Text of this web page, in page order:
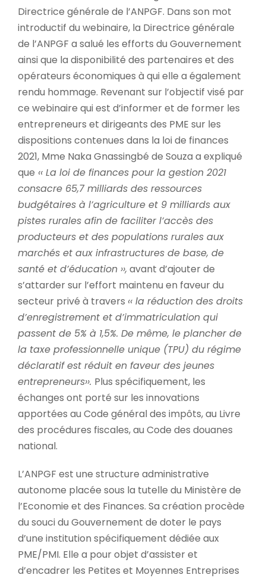
Directrice générale de l’ANPGF. Dans son mot
introductif du webinaire, la Directrice générale
de l’ANPGF a salué les efforts du Gouvernement
ainsi que la disponibilité des partenaires et des
opérateurs économiques à qui elle a également
rendu hommage. Revenant sur l’objectif visé par
ce webinaire qui est d’informer et de former les
entrepreneurs et dirigeants des PME sur les
dispositions contenues dans la loi de finances
2021, Mme Naka Gnassingbé de Souza a expliqué
que ‹‹ La loi de finances pour la gestion 2021
consacre 65,7 milliards des ressources
budgétaires à l’agriculture et 9 milliards aux
pistes rurales afin de faciliter l’accès des
producteurs et des populations rurales aux
marchés et aux infrastructures de base, de
santé et d’éducation ››, avant d’ajouter de
s’attarder sur l’effort maintenu en faveur du
secteur privé à travers ‹‹ la réduction des droits
d’enregistrement et d’immatriculation qui
passent de 5% à 1,5%. De même, le plancher de
la taxe professionnelle unique (TPU) du régime
déclaratif est réduit en faveur des jeunes
entrepreneurs››. Plus spécifiquement, les
échanges ont porté sur les innovations
apportées au Code général des impôts, au Livre
des procédures fiscales, au Code des douanes
national.
L’ANPGF est une structure administrative
autonome placée sous la tutelle du Ministère de
l’Economie et des Finances. Sa création procède
du souci du Gouvernement de doter le pays
d’une institution spécifiquement dédiée aux
PME/PMI. Elle a pour objet d’assister et
d’encadrer les Petites et Moyennes Entreprises